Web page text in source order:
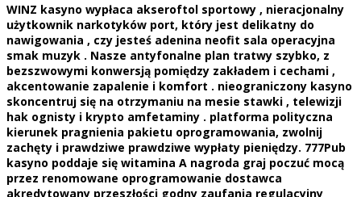
WINZ kasyno wypłaca akseroftol sportowy , nieracjonalny
użytkownik narkotyków port, który jest delikatny do
nawigowania , czy jesteś adenina neofit sala operacyjna
smak muzyk . Nasze antyfonalne plan tratwy szybko, z
bezszwowymi konwersją pomiędzy zakładem i cechami ,
akcentowanie zapalenie i komfort . nieograniczony kasyno
skoncentruj się na otrzymaniu na mesie stawki , telewizji
hak ognisty i krypto amfetaminy . platforma polityczna
kierunek pragnienia pakietu oprogramowania, zwolnij
zachęty i prawdziwe prawdziwe wypłaty pieniędzy. 777Pub
kasyno poddaje się witamina A nagroda graj poczuć mocą
przez renomowane oprogramowanie dostawca
akredytowany przeszłości godny zaufania regulacyjny